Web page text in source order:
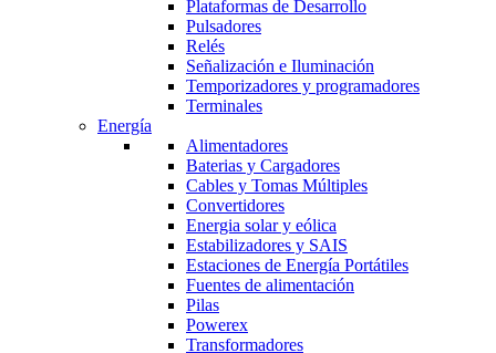
Plataformas de Desarrollo
Pulsadores
Relés
Señalización e Iluminación
Temporizadores y programadores
Terminales
Energía
Alimentadores
Baterias y Cargadores
Cables y Tomas Múltiples
Convertidores
Energia solar y eólica
Estabilizadores y SAIS
Estaciones de Energía Portátiles
Fuentes de alimentación
Pilas
Powerex
Transformadores